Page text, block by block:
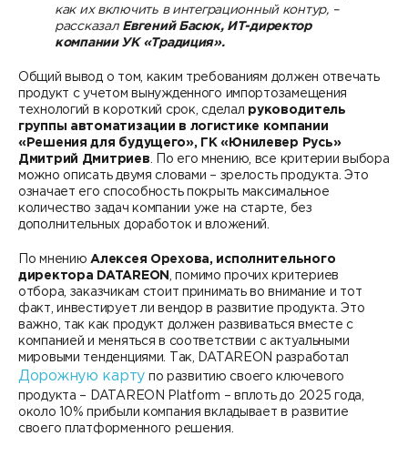
как их включить в интеграционный контур, –
рассказалЕвгений Басюк, ИТ-директор
компании УК «Традиция».
Общий вывод о том, каким требованиям должен отвечать
продукт с учетом вынужденного импортозамещения
технологий в короткий срок, сделал руководитель
группы автоматизации в логистике компании
«Решения для будущего», ГК «Юнилевер Русь»
Дмитрий Дмитриев . По его мнению, все критерии выбора
можно описать двумя словами – зрелость продукта. Это
означает его способность покрыть максимальное
количество задач компании уже на старте, без
дополнительных доработок и вложений.
По мнению Алексея Орехова, исполнительного
директора DATAREON
, помимо прочих критериев
отбора, заказчикам стоит принимать во внимание и тот
факт, инвестирует ли вендор в развитие продукта. Это
важно, так как продукт должен развиваться вместе с
компанией и меняться в соответствии с актуальными
мировыми тенденциями. Так, DATAREON разработал
Дорожную карту по развитию своего ключевого
продукта – DATAREON Platform – вплоть до 2025 года,
около 10% прибыли компания вкладывает в развитие
своего платформенного решения.